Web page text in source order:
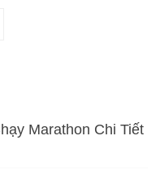
Marathon Chi Tiết